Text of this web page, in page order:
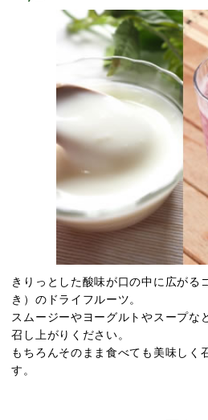
きりっとした酸味が口の中に広がる
き）のドライフルーツ。
スムージーやヨーグルトやスープな
召し上がりください。
もちろんそのまま食べても美味しく
す。